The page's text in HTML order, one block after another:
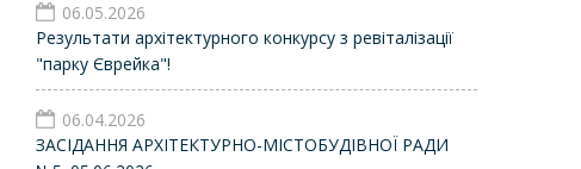
06.05.2026
Результати архітектурного конкурсу з ревіталізації
"парку Єврейка"!
06.04.2026
ЗАСІДАННЯ АРХІТЕКТУРНО-МІСТОБУДІВНОЇ РАДИ